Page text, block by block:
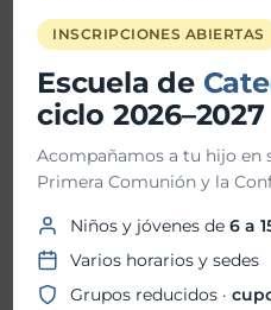
INSCRIPCIONES ABIERTAS
Escuela de
ciclo 2026–2027
Acompañamos a tu hijo en
Primera Comunión y la
Niños y jóvenes de6 a
Varios horarios y sedes
Grupos reducidos ·